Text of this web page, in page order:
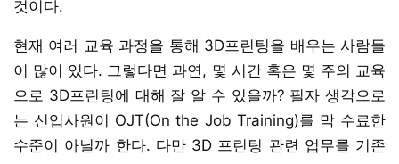
것이다.
현재 여러 교육 과정을 통해 3D프린팅을 배우는 사람들
이 많이 있다. 그렇다면 과연, 몇 시간 혹은 몇 주의 교육
으로 3D프린팅에 대해 잘 알 수 있을까? 필자 생각으로
는 신입사원이 OJT(On the Job Training)를 막 수료한
수준이 아닐까 한다. 다만 3D 프린팅 관련 업무를 기존